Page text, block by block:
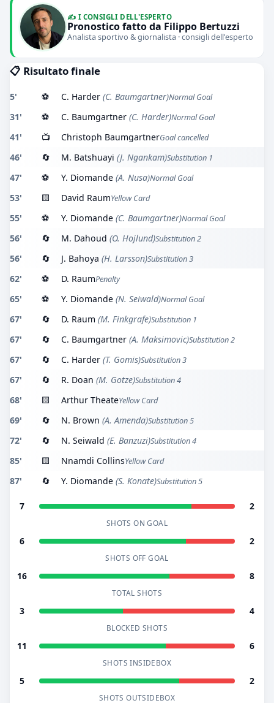
✍️ I CONSIGLI DELL'ESPERTO
Pronostico fatto da Filippo Bertuzzi
Analista sportivo & giornalista · consigli dell'esperto
📋 Risultato finale
5' ⚽ C. Harder (C. Baumgartner)Normal Goal
31' ⚽ C. Baumgartner (C. Harder)Normal Goal
41' 📺 Christoph BaumgartnerGoal cancelled
46' 🔄 M. Batshuayi (J. Ngankam)Substitution 1
47' ⚽ Y. Diomande (A. Nusa)Normal Goal
53' 🟨 David RaumYellow Card
55' ⚽ Y. Diomande (C. Baumgartner)Normal Goal
56' 🔄 M. Dahoud (O. Hojlund)Substitution 2
56' 🔄 J. Bahoya (H. Larsson)Substitution 3
62' ⚽ D. RaumPenalty
65' ⚽ Y. Diomande (N. Seiwald)Normal Goal
67' 🔄 D. Raum (M. Finkgrafe)Substitution 1
67' 🔄 C. Baumgartner (A. Maksimovic)Substitution 2
67' 🔄 C. Harder (T. Gomis)Substitution 3
67' 🔄 R. Doan (M. Gotze)Substitution 4
68' 🟨 Arthur TheateYellow Card
69' 🔄 N. Brown (A. Amenda)Substitution 5
72' 🔄 N. Seiwald (E. Banzuzi)Substitution 4
85' 🟨 Nnamdi CollinsYellow Card
87' 🔄 Y. Diomande (S. Konate)Substitution 5
7 2
SHOTS ON GOAL
6 2
SHOTS OFF GOAL
16 8
TOTAL SHOTS
3 4
BLOCKED SHOTS
11 6
SHOTS INSIDEBOX
5 2
SHOTS OUTSIDEBOX